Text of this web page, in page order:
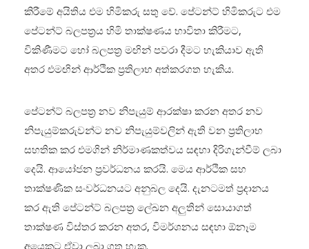
කිරීමේ අයිතිය එම හිමිකරු සතු වේ. පේටන්ට් හිමිකරුට එම
පේටන්ට් බලපත්‍රය හිමි තාක්ෂණය භාවිතා කිරීමට,
විකිණීමට හෝ බලපත්‍ර මඟින් පවරා දීමට හැකියාව ඇති
අතර එමඟින් ආර්ථික ප්‍රතිලාභ අත්කරගත හැකිය.
පේටන්ට් බලපත්‍ර නව නිපැයුම් ආරක්ෂා කරන අතර නව
නිපැයුම්කරුවන්ට නව නිපැයුම්වලින් ඇති වන ප්‍රතිලාභ
සහතික කර එමගින් නිර්මාණකත්වය සඳහා දිරිගැන්වීම් ලබා
දෙයි. ආයෝජන ප්‍රවර්ධනය කරයි. මෙය ආර්ථික සහ
තාක්ෂණික සංවර්ධනයට අනුබල දෙයි. දැනටමත් ප්‍රදානය
කර ඇති පේටන්ට් බලපත්‍ර ලේඛන අලුතින් සොයාගත්
තාක්ෂණ විස්තර කරන අතර, විමර්ශනය සඳහා ඕනෑම
අයෙකුට ඒවා ලබා ගත හැක.